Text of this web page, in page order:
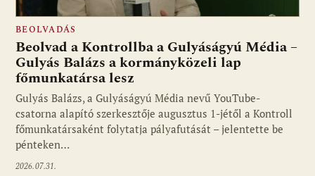
BEOLVADÁS
Beolvad a Kontrollba a Gulyáságyú Média –
Gulyás Balázs a kormányközeli lap
főmunkatársa lesz
Gulyás Balázs, a Gulyáságyú Média nevű YouTube-
csatorna alapító szerkesztője augusztus 1-jétől a Kontroll
főmunkatársaként folytatja pályafutását – jelentette be
pénteken…
2026.07.31.